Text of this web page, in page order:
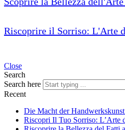
Riscoprire il Sorriso: L'Arte
Close
Search
Search here
Recent
Die Macht der
Riscopri Il Tuo Sorriso: L’Arte